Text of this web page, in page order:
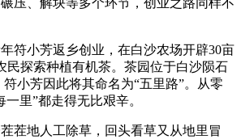
小芳返乡创业，在白沙农场开辟30亩
民探索种植有机茶。茶园位于白沙陨石
小芳因此将其命名为“五里路”。从零
里”都走得无比艰辛。
地人工除草，回头看草又从地里冒